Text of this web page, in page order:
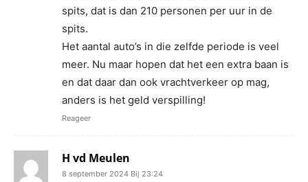
spits, dat is dan 210 personen per uur in de
spits.
Het aantal auto’s in die zelfde periode is veel
meer. Nu maar hopen dat het een extra baan is
en dat daar dan ook vrachtverkeer op mag,
anders is het geld verspilling!
Reageer
H vd Meulen
8 september 2024 Bij 23:24